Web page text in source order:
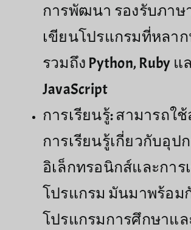
การพัฒนา รองรับภาษ
เขียนโปรแกรมที่หลา
รวมถึง Python, Ruby แ
JavaScript
การเรียนรู้: สามารถใ
การเรียนรู้เกี่ยวกับอุป
อิเล็กทรอนิกส์และการ
โปรแกรม มันมาพร้อม
โปรแกรมการศึกษาแ